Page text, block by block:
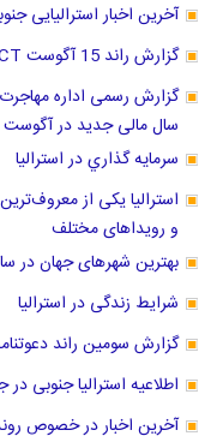
آخرین اخبار استرالیایی
گزارش راند 15 آگوست ACT
گزارش رسمی اداره
سال مالی جدید در آگوست 2019
سرمايه گذاري در استراليا
استرالیا یکی از
و رویداهای مختلف
بهترین شهرهای جهان در سال ۲۰۱۸ برای
شرایط زندگی در استرالیا
گزارش سومین راند دعوتنامه
اطلاعیه استرالیا جنوبی
آخرین اخبار در خصوص